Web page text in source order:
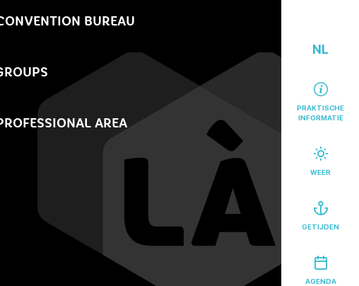
NL
PRAKTISCHE
INFORMATIE
WEER
GETIJDEN
AGENDA
BUREAU
AREA